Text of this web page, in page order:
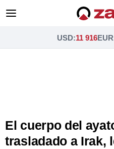
USD:11 916EUR
El cuerpo del
trasladado a Irak,